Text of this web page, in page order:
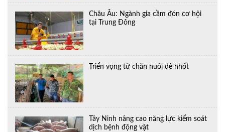
Châu Âu: Ngành gia cầm đón cơ hội
tại Trung Đông
Triển vọng từ chăn nuôi dê nhốt
Tây Ninh nâng cao năng lực kiểm soát
dịch bệnh động vật